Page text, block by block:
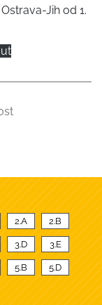
Jih od 1.
2.A 2.B
3.D 3.E
5.B 5.D